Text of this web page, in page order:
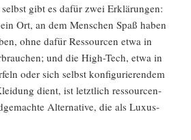
gibt es dafür zwei Erklä­run­gen:
Ort, an dem Men­schen Spaß haben
ohne dafür Res­sour­cen etwa in
und die High-Tech, etwa in
oder sich selbst kon­fi­gu­rie­ren­dem
dient, ist letzt­lich res­sour­cen­
Alter­na­ti­ve, die als Luxus­